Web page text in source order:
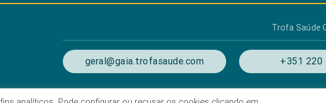
Trofa Saúde
geral@gaia.trofasaude.com +351 220